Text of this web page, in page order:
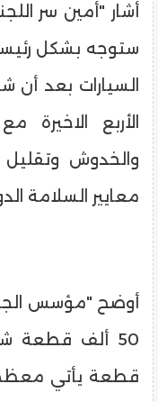
أشار "أمين سر
ستوجه بشكل
السيارات بعد
الأربع
والخدوش وتقليل
معايير السلامة
أوضح "مؤسس